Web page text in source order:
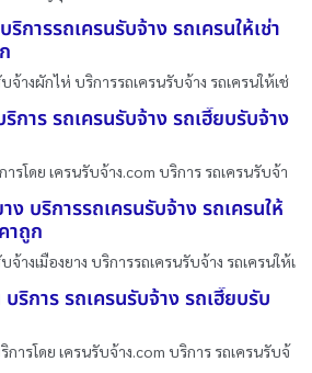
การรถเครนรับจ้าง รถเครนให้เช่า
จ้างผักไห่ บริการรถเครนรับจ้าง รถเครนให้เช่
การ รถเครนรับจ้าง รถเฮี๊ยบรับจ้าง
รโดย เครนรับจ้าง.com บริการ รถเครนรับจ้า
ง บริการรถเครนรับจ้าง รถเครนให้
าถูก
างเมืองยาง บริการรถเครนรับจ้าง รถเครนให้เ
ริการ รถเครนรับจ้าง รถเฮี๊ยบรับ
ารโดย เครนรับจ้าง.com บริการ รถเครนรับจ้